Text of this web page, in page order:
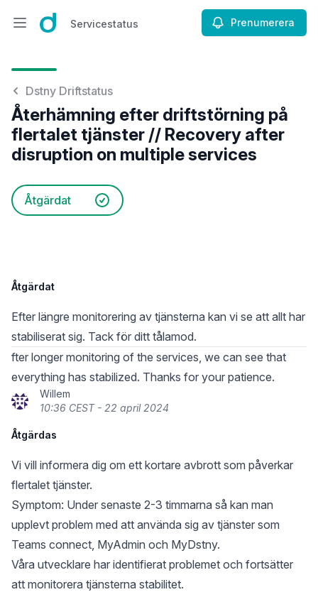
Öppna huvudmenyn
Servicestatus Prenumerera
Dstny Driftstatus
Återhämning efter driftstörning på
flertalet tjänster // Recovery after
disruption on multiple services
Åtgärdat
Åtgärdat
Efter längre monitorering av tjänsterna kan vi se att allt har
stabiliserat sig. Tack för ditt tålamod.
fter longer monitoring of the services, we can see that
everything has stabilized. Thanks for your patience.
Willem
10:36 CEST - 22 april 2024
Åtgärdas
Vi vill informera dig om ett kortare avbrott som påverkar
flertalet tjänster.
Symptom: Under senaste 2-3 timmarna så kan man
upplevt problem med att använda sig av tjänster som
Teams connect, MyAdmin och MyDstny.
Våra utvecklare har identifierat problemet och fortsätter
att monitorera tjänsterna stabilitet.